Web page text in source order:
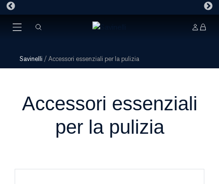
Savinelli / Accessori essenziali per la pulizia
Accessori essenziali
per la pulizia